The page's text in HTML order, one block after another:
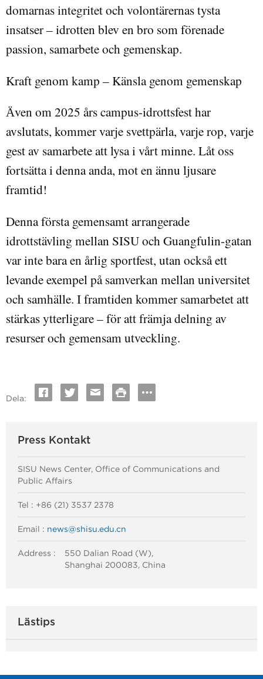
domarnas integritet och volontärernas tysta
insatser – idrotten blev en bro som förenade
passion, samarbete och gemenskap.
Kraft genom kamp – Känsla genom gemenskap
Även om 2025 års campus-idrottsfest har
avslutats, kommer varje svettpärla, varje rop, varje
gest av samarbete att lysa i vårt minne. Låt oss
fortsätta i denna anda, mot en ännu ljusare
framtid!
Denna första gemensamt arrangerade
idrottstävling mellan SISU och Guangfulin-gatan
var inte bara en årlig sportfest, utan också ett
levande exempel på samverkan mellan universitet
och samhälle. I framtiden kommer samarbetet att
stärkas ytterligare – för att främja delning av
resurser och gemensam utveckling.
Dela:
Press Kontakt
SISU News Center, Office of Communications and
Public Affairs
Tel : +86 (21) 3537 2378
Email : news@shisu.edu.cn
Address :
550 Dalian Road (W),
Shanghai 200083, China
Lästips